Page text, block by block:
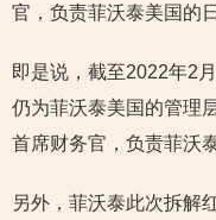
官，负责菲沃泰美国的
即是说，截至2022年2
仍为菲沃泰美国的管理
首席财务官，负责菲沃
另外，菲沃泰此次拆解